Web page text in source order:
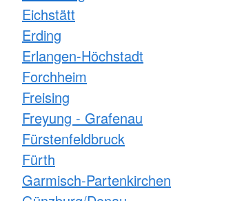
Eichstätt
Erding
Erlangen-Höchstadt
Forchheim
Freising
Freyung - Grafenau
Fürstenfeldbruck
Fürth
Garmisch-Partenkirchen